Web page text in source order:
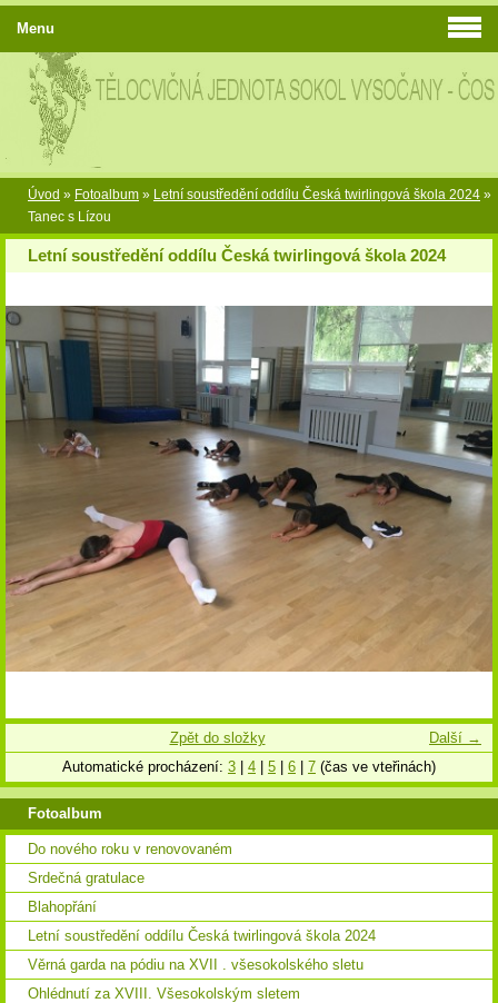
Úvod » Fotoalbum » Letní soustředění oddílu Česká twirlingová škola 2024 »
Tanec s Lízou
Letní soustředění oddílu Česká twirlingová škola 2024
Další →
Zpět do složky
Automatické procházení: 3 4 5 6 7 (čas ve vteřinách)
Menu
Fotoalbum
Do nového roku v renovovaném
Srdečná gratulace
Blahopřání
Letní soustředění oddílu Česká twirlingová škola 2024
Věrná garda na pódiu na XVII . všesokolského sletu
Ohlédnutí za XVIII. Všesokolským sletem